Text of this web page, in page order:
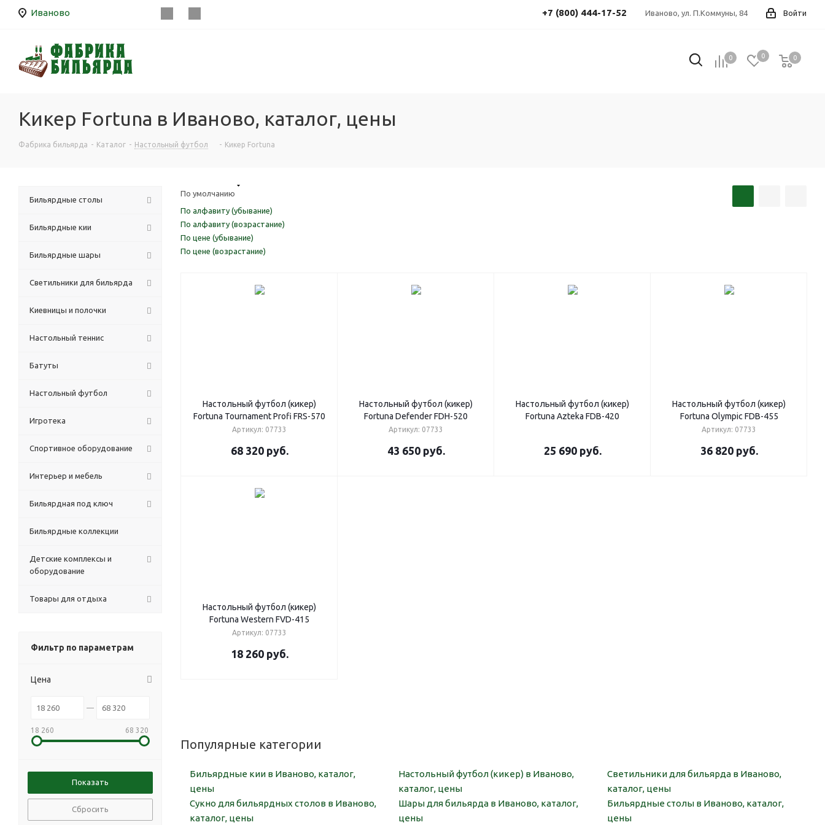
Иваново Войти
Иваново, ул. П.Коммуны, 84
+7 (800) 444-17-52
0 0 0
0
Кикер Fortuna в Иваново, каталог, цены
Фабрика бильярда - Каталог - Настольный футбол - Кикер Fortuna
По умолчанию
По алфавиту (убывание)
По алфавиту (возрастание)
По цене (убывание)
По цене (возрастание)
Настольный футбол (кикер)
Fortuna Tournament Profi FRS-570
Артикул: 07733
68 320руб.
Настольный футбол (кикер)
Fortuna Defender FDH-520
Артикул: 07733
43 650руб.
Настольный футбол (кикер)
Fortuna Azteka FDB-420
25 690руб.
Настольный футбол (кикер)
Fortuna Olympic FDB-455
Артикул: 07733
36 820руб.
Настольный футбол (кикер)
Fortuna Western FVD-415
Артикул: 07733
18 260руб.
Популярные категории
Бильярдные кии в Иваново, каталог,
цены
Настольный футбол (кикер) в Иваново,
каталог, цены
Светильники для бильярда в Иваново,
каталог, цены
Сукно для бильярдных столов в Иваново,
каталог, цены
Шары для бильярда в Иваново, каталог,
цены
Бильярдные столы в Иваново, каталог,
цены
Бильярдные столы
Бильярдные кии
Бильярдные шары
Светильники для бильярда
Киевницы и полочки
Настольный теннис
Батуты
Настольный футбол
Игротека
Спортивное оборудование
Интерьер и мебель
Бильярдная под ключ
Бильярдные коллекции
Детские комплексы и
оборудование
Товары для отдыха
Фильтр по параметрам
Цена
18 260 68 320
Сбросить